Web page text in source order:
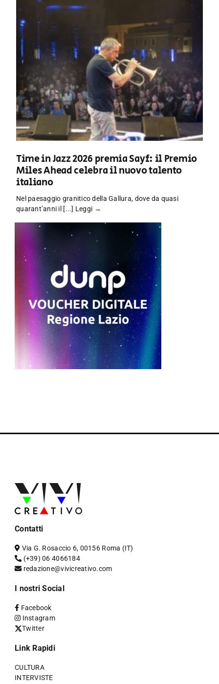
Time in Jazz 2026 premia Sayf: il Premio
Miles Ahead celebra il nuovo talento
italiano
Nel paesaggio granitico della Gallura, dove da quasi
quarant’anni il [...] Leggi →
Contatti
Via G. Rosaccio 6, 00156 Roma (IT)
(+39) 06 4066184
redazione@vivicreativo.com
I nostri Social
Facebook
Instagram
Twitter
Link Rapidi
CULTURA
INTERVISTE